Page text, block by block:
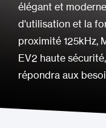
élégant et
d'utilisation et la
proximité 125kHz,
EV2 haute
répondra aux